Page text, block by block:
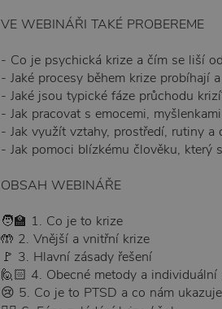
VE WEBINÁŘI TAKÉ PROBEREME
- Co je psychická krize a čím se liší
- Jaké procesy během krize probíhají
- Jaké jsou typické fáze průchodu
- Jak pracovat s emocemi,
- Jak využít vztahy, prostředí, rutiny
- Jak pomoci blízkému člověku, který
OBSAH WEBINÁŘE
🧑‍🏫 1. Co je to krize
🤲 2. Vnější a vnitřní krize
🚩 3. Hlavní zásady řešení
🙋🏻 4. Obecné metody a individuální
😢 5. Co je to PTSD a co nám